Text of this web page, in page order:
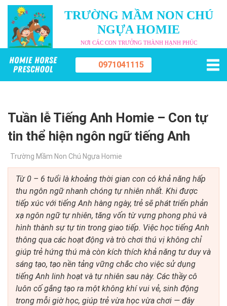
TRƯỜNG MẦM NON CHÚ
NGỰA HOMIE
NƠI CÁC CON TRƯỞNG THÀNH HẠNH PHÚC
0971041115
Tuần lễ Tiếng Anh Homie – Con tự
tin thể hiện ngôn ngữ tiếng Anh
Trường Mầm Non Chú Ngựa Homie
Từ 0 – 6 tuổi là khoảng thời gian con có khả năng hấp
thu ngôn ngữ nhanh chóng tự nhiên nhất. Khi được
tiếp xúc với tiếng Anh hàng ngày, trẻ sẽ phát triển phản
xạ ngôn ngữ tự nhiên, tăng vốn từ vựng phong phú và
hình thành sự tự tin trong giao tiếp. Việc học tiếng Anh
thông qua các hoạt động và trò chơi thú vị không chỉ
giúp trẻ hứng thú mà còn kích thích khả năng tư duy và
sáng tạo, tạo nền tảng vững chắc cho việc sử dụng
tiếng Anh linh hoạt và tự nhiên sau này. Các thầy cô
luôn cố gắng tạo ra một không khí vui vẻ, sinh động
trong mỗi giờ học, giúp trẻ vừa học vừa chơi — đây